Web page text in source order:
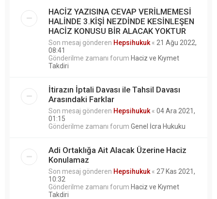
HACİZ YAZISINA CEVAP VERİLMEMESİ
HALİNDE 3.KİŞİ NEZDİNDE KESİNLEŞEN
HACİZ KONUSU BİR ALACAK YOKTUR
Son mesaj gönderen Hepsihukuk « 21 Ağu 2022,
08:41
Gönderilme zamanı forum Haciz ve Kıymet
Takdiri
İtirazın İptali Davası ile Tahsil Davası
Arasındaki Farklar
Son mesaj gönderen Hepsihukuk « 04 Ara 2021,
01:15
Gönderilme zamanı forum Genel İcra Hukuku
Adi Ortaklığa Ait Alacak Üzerine Haciz
Konulamaz
Son mesaj gönderen Hepsihukuk « 27 Kas 2021,
10:32
Gönderilme zamanı forum Haciz ve Kıymet
Takdiri